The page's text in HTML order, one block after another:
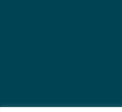
Usamos cookies para